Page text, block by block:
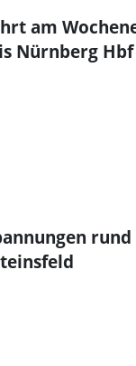
am
Nürnberg Hbf